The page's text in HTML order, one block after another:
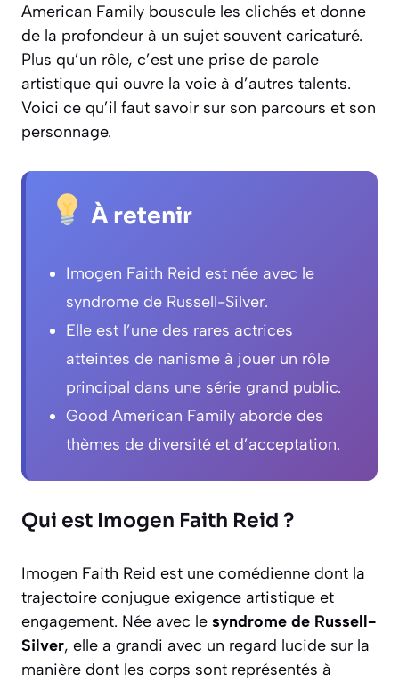
American Family bouscule les clichés et donne
de la profondeur à un sujet souvent caricaturé.
Plus qu’un rôle, c’est une prise de parole
artistique qui ouvre la voie à d’autres talents.
Voici ce qu’il faut savoir sur son parcours et son
personnage.
À retenir
Imogen Faith Reid est née avec le
syndrome de Russell-Silver.
Elle est l’une des rares actrices
atteintes de nanisme à jouer un rôle
principal dans une série grand public.
Good American Family aborde des
thèmes de diversité et d’acceptation.
Qui est Imogen Faith Reid ?
Imogen Faith Reid est une comédienne dont la
trajectoire conjugue exigence artistique et
engagement. Née avec le syndrome de Russell-
Silver, elle a grandi avec un regard lucide sur la
manière dont les corps sont représentés à